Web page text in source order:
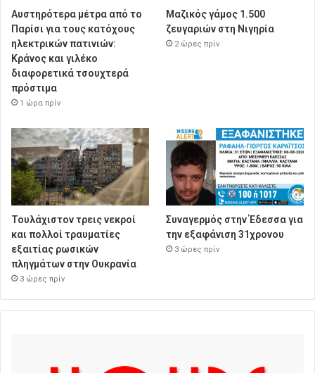
Αυστηρότερα μέτρα από το
Παρίσι για τους κατόχους
ηλεκτρικών πατινιών:
Κράνος και γιλέκο
διαφορετικά τσουχτερά
πρόστιμα
1 ώρα πρίν
Μαζικός γάμος 1.500
ζευγαριών στη Νιγηρία
2 ώρες πρίν
Τουλάχιστον τρεις νεκροί
και πολλοί τραυματίες
εξαιτίας ρωσικών
πληγμάτων στην Ουκρανία
3 ώρες πρίν
Συναγερμός στην Έδεσσα για
την εξαφάνιση 31χρονου
3 ώρες πρίν